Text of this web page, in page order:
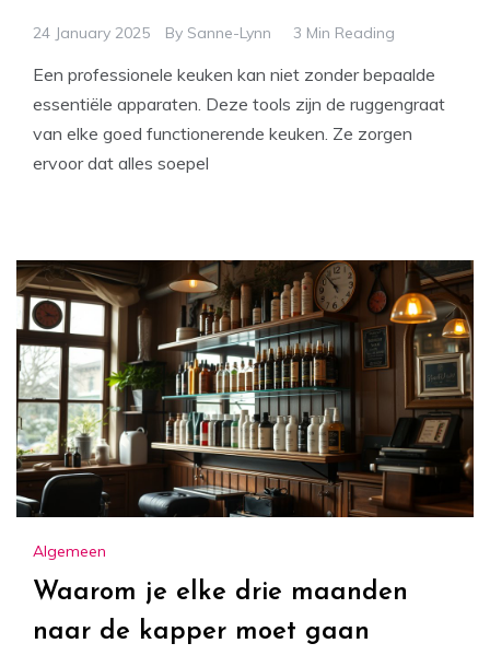
24 January 2025 By Sanne-Lynn 3 Min Reading
Een professionele keuken kan niet zonder bepaalde
essentiële apparaten. Deze tools zijn de ruggengraat
van elke goed functionerende keuken. Ze zorgen
ervoor dat alles soepel
Algemeen
Waarom je elke drie maanden
naar de kapper moet gaan